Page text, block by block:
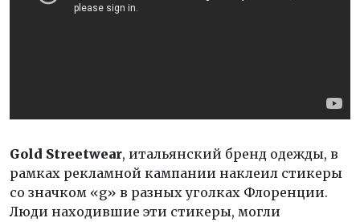
Gold Streetwear, итальянский бренд одежды, в
рамках рекламной кампании наклеил стикеры
со значком «g» в разных уголках Флоренции.
Люди находившие эти стикеры, могли